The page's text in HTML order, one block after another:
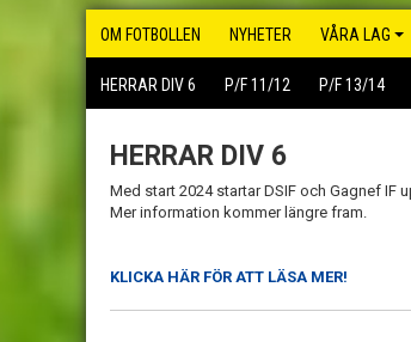
OM FOTBOLLEN NYHETER VÅRA LAG
HERRAR DIV 6 P/F 11/12 P/F 13/14
HERRAR DIV 6
Med start 2024 startar DSIF och Gagnef
Mer information kommer längre fram.
KLICKA HÄR FÖR ATT LÄSA MER!